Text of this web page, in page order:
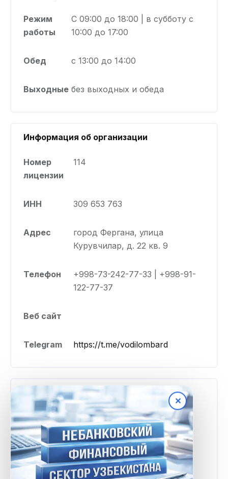
Режим
работы
С 09:00 до 18:00 | в субботу с
10:00 до 17:00
Обед с 13:00 до 14:00
Выходные без выходных и обеда
Информация об организации
Номер
лицензии
114
ИНН 309 653 763
Адрес
город Фергана, улица
Курувчилар, д. 22 кв. 9
Телефон
+998-73-242-77-33 | +998-91-
122-77-37
Веб сайт
Telegram https://t.me/vodilombard
Тарифы и условия
Минимальная
сумма
100 000 UZS
Максимальная
сумма
20 600 000 UZS
✕